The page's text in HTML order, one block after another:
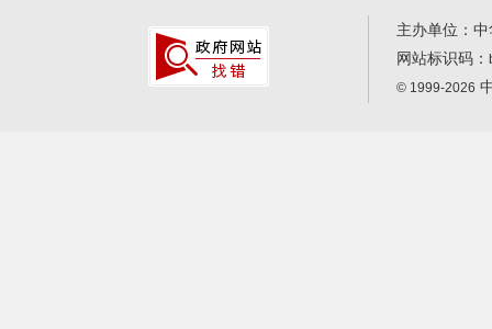
主办单位：
网站标识码：
© 1999-2026